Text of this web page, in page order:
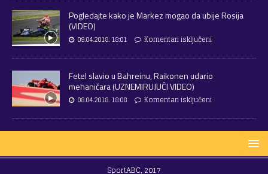
Pogledajte kako je Markez mogao da ubije Rosija
(VIDEO)
09.04.2018. 18:01 Komentari isključeni
Fetel slavio u Bahreinu, Raikonen udario
mehaničara (UZNEMIRUJUĆI VIDEO)
08.04.2018. 18:08 Komentari isključeni
SportABC, 2017